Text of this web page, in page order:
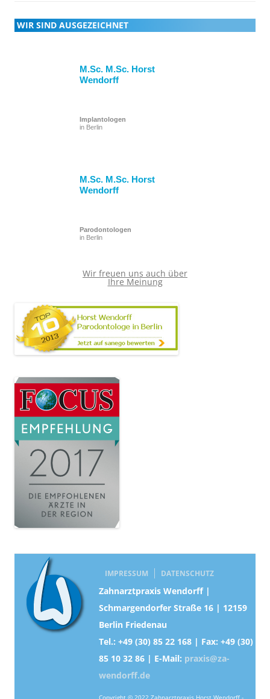
WIR SIND AUSGEZEICHNET
M.Sc. M.Sc. Horst
Wendorff
Implantologen
in Berlin
M.Sc. M.Sc. Horst
Wendorff
Parodontologen
in Berlin
Wir freuen uns auch über
Ihre Meinung
IMPRESSUM DATENSCHUTZ
Zahnarztpraxis Wendorff |
Schmargendorfer Straße 16 | 12159
Berlin Friedenau
Tel.: +49 (30) 85 22 168 | Fax: +49 (30)
85 10 32 86 | E-Mail: praxis@za-
wendorff.de
Copyright © 2022 Zahnarztpraxis Horst Wendorff -